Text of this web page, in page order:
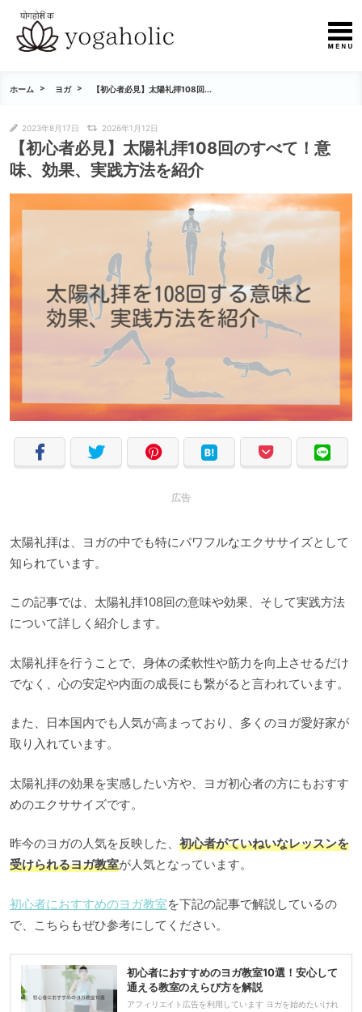
ホーム ヨガ 【初心者必見】太陽礼拝108回...
2023年8月17日 2026年1月12日
【初心者必見】太陽礼拝108回のすべて！意
味、効果、実践方法を紹介
広告
太陽礼拝は、ヨガの中でも特にパワフルなエクササイズとして
知られています。
この記事では、太陽礼拝108回の意味や効果、そして実践方法
について詳しく紹介します。
太陽礼拝を行うことで、身体の柔軟性や筋力を向上させるだけ
でなく、心の安定や内面の成長にも繋がると言われています。
また、日本国内でも人気が高まっており、多くのヨガ愛好家が
取り入れています。
太陽礼拝の効果を実感したい方や、ヨガ初心者の方にもおすす
めのエクササイズです。
昨今のヨガの人気を反映した、 初心者がていねいなレッスンを
受けられるヨガ教室が人気となっています。
初心者におすすめのヨガ教室を下記の記事で解説しているの
で、こちらもぜひ参考にしてください。
初心者におすすめのヨガ教室10選！安心して
通える教室のえらび方を解説
アフィリエイト広告を利用しています ヨガを始めたいけれ